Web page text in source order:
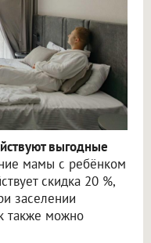
выгодные
мамы с ребёнком
скидка 20 %,
заселении
также можно